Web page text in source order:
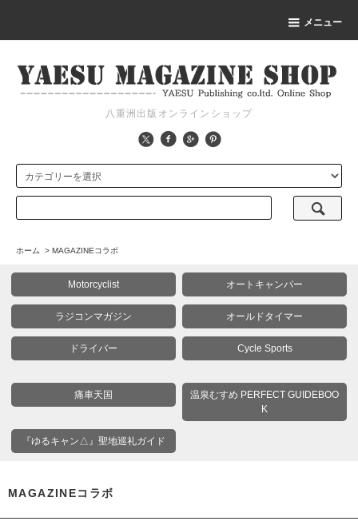
メニュー
八重洲出版オンラインショップ
ホーム > MAGAZINEコラボ
Motorcyclist オートキャンパー
ラジコンマガジン オールドタイマー
ドライバー Cycle Sports
痛車天国
温泉むすめ PERFECT GUIDEBOO
K
『ゆるキャン△』聖地巡礼ガイド
MAGAZINEコラボ